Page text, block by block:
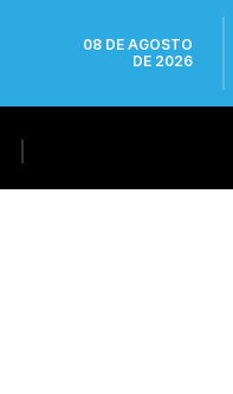
08 DE AGOSTO
DE 2026